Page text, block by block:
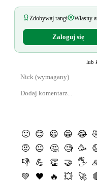
Zdobywaj rangi Własny
Zaloguj się
lub
🙂 😊 😃 😁 😂
🤨
😐 🤔 🧐 🥳
👎
💪 👏 🤝 🖐
💚
🖤 🔥 💥 🚀